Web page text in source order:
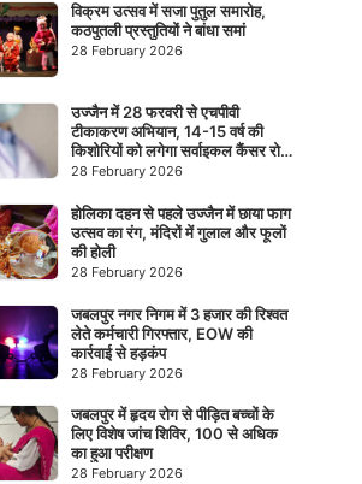
विक्रम उत्सव में सजा पुतुल समारोह,
कठपुतली प्रस्तुतियों ने बांधा समां
28 February 2026
उज्जैन में 28 फरवरी से एचपीवी
टीकाकरण अभियान, 14-15 वर्ष की
किशोरियों को लगेगा सर्वाइकल कैंसर रोधी
टीका
28 February 2026
होलिका दहन से पहले उज्जैन में छाया फाग
उत्सव का रंग, मंदिरों में गुलाल और फूलों
की होली
28 February 2026
जबलपुर नगर निगम में 3 हजार की रिश्वत
लेते कर्मचारी गिरफ्तार, EOW की
कार्रवाई से हड़कंप
28 February 2026
जबलपुर में हृदय रोग से पीड़ित बच्चों के
लिए विशेष जांच शिविर, 100 से अधिक
का हुआ परीक्षण
28 February 2026